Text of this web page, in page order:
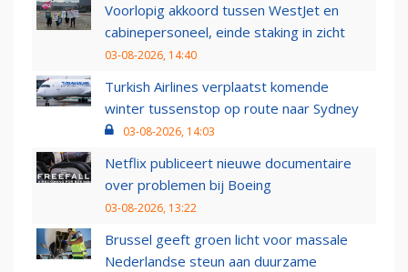
Voorlopig akkoord tussen WestJet en
cabinepersoneel, einde staking in zicht
03-08-2026, 14:40
Turkish Airlines verplaatst komende
winter tussenstop op route naar Sydney
03-08-2026, 14:03
Netflix publiceert nieuwe documentaire
over problemen bij Boeing
03-08-2026, 13:22
Brussel geeft groen licht voor massale
Nederlandse steun aan duurzame